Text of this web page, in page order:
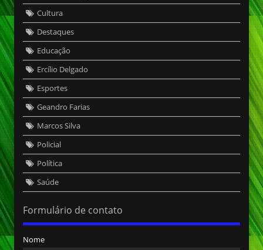
Cultura
Destaques
Educação
Ercílio Delgado
Esportes
Geandro Farias
Marcos Silva
Policial
Política
Saúde
Formulário de contato
Nome